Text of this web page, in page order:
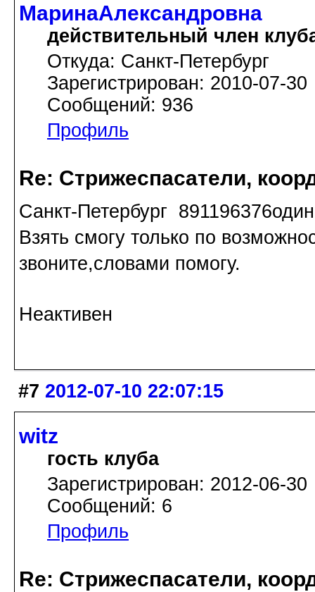
МаринаАлександровна
действительный член
Откуда: Cанкт-Петербург
Зарегистрирован: 2010-07-30
Сообщений: 936
Профиль
Re: Стрижеспасатели,
Санкт-Петербург
Взять смогу только по
звоните,словами помогу.
Неактивен
#7 2012-07-10 22:07:15
witz
гость клуба
Зарегистрирован: 2012-06-30
Сообщений: 6
Профиль
Re: Стрижеспасатели,